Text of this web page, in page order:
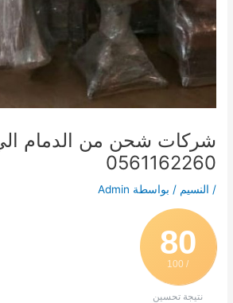
شركات شحن من الدمام
0561162260
/ النسيم / بواسطة Admin
80
/ 100
نتيجة تحسين